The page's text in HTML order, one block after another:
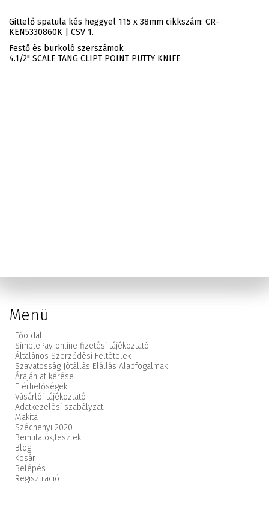
Gittelő spatula kés heggyel 115 x 38mm cikkszám: CR-
KEN5330860K | CSV 1.
Festő és burkoló szerszámok
4.1/2" SCALE TANG CLIPT POINT PUTTY KNIFE
Menü
Főoldal
SimplePay online fizetési tájékoztató
Általános Szerződési Feltételek
Szavatosság Jótállás Elállás Alapfogalmak
Árajánlat kérése
Elérhetőségek
Vásárlói tájékoztató
Adatkezelési szabályzat
Makita
Széchenyi 2020
Bemutatók,tesztek!
Blog
Kosár
Belépés
Regisztráció